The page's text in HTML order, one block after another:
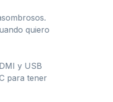
quiero
y USB
para tener